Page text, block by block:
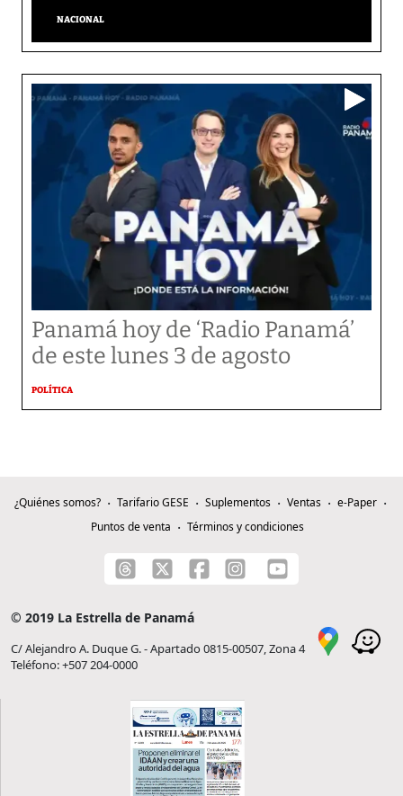
NACIONAL
Panamá hoy de ‘Radio Panamá’
de este lunes 3 de agosto
POLÍTICA
¿Quiénes somos? Tarifario GESE Suplementos Ventas
e-Paper
Puntos de venta
Términos y condiciones
© 2019 La Estrella de Panamá
C/ Alejandro A. Duque G. - Apartado 0815-00507, Zona 4
Teléfono: +507 204-0000